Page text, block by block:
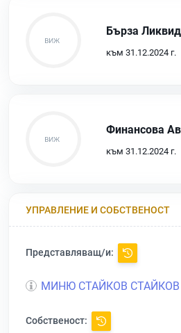
Бърза
към 31.12.2024 г.
Финансова
към 31.12.2024 г.
УПРАВЛЕНИЕ И СОБСТВЕНОСТ
Представляващ/и:
МИНЮ СТАЙКОВ СТАЙКОВ
Собственост: